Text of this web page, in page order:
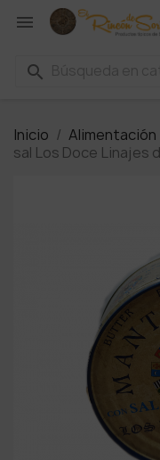

search
Inicio Alimentación
sal Los Doce Linajes